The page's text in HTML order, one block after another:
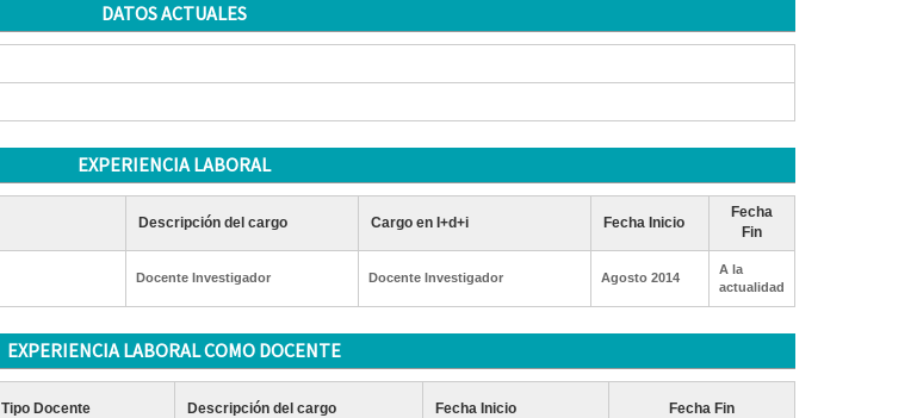
DATOS ACTUALES
EXPERIENCIA LABORAL
Descripción del cargo Cargo en I+d+i Fecha Inicio
Fecha
Fin
Docente Investigador Docente Investigador Agosto 2014
A la
actualidad
EXPERIENCIA LABORAL COMO DOCENTE
Tipo Docente Descripción del cargo Fecha Inicio Fecha Fin